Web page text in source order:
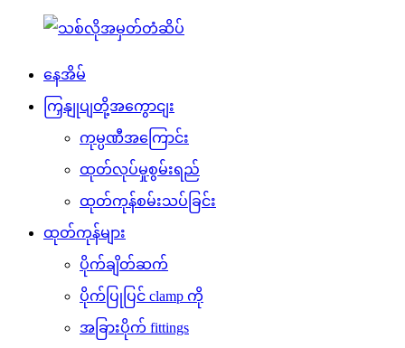
နေအိမ်
ကြှနျုပျတို့အကွောငျး
ကုမ္ပဏီအကြောင်း
ထုတ်လုပ်မှုစွမ်းရည်
ထုတ်ကုန်စမ်းသပ်ခြင်း
ထုတ်ကုန်များ
ပိုက်ချိတ်ဆက်
ပိုက်ပြုပြင် clamp ကို
အခြားပိုက် fittings